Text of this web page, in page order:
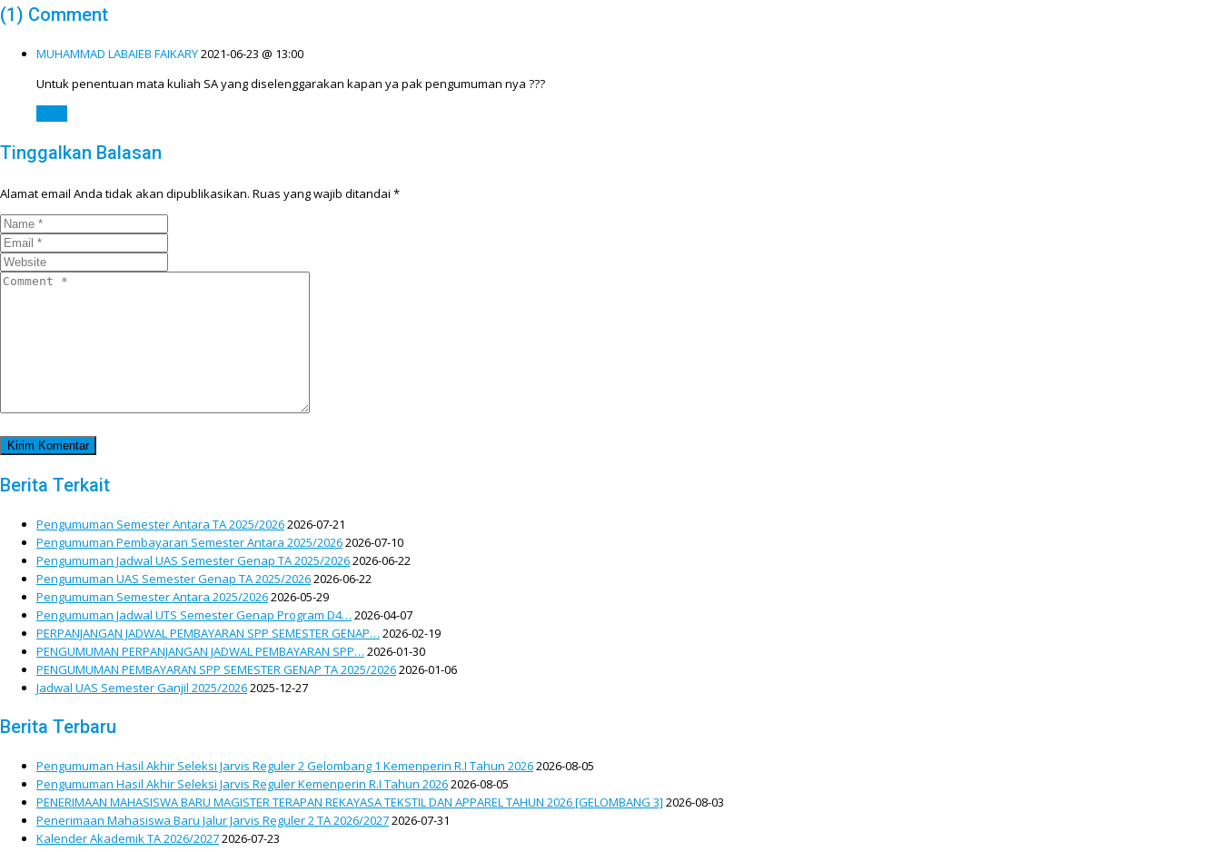
(1) Comment
MUHAMMAD LABAIEB FAIKARY2021-06-23 @ 13:00
Untuk penentuan mata kuliah SA yang diselenggarakan kapan ya pak pengumuman nya ???
Tinggalkan Balasan
Alamat email Anda tidak akan dipublikasikan. Ruas yang wajib ditandai *
Berita Terkait
Pengumuman Semester Antara TA 2025/20262026-07-21
Pengumuman Pembayaran Semester Antara 2025/20262026-07-10
Pengumuman Jadwal UAS Semester Genap TA 2025/20262026-06-22
Pengumuman UAS Semester Genap TA 2025/20262026-06-22
Pengumuman Semester Antara 2025/20262026-05-29
Pengumuman Jadwal UTS Semester Genap Program D4… 2026-04-07
PERPANJANGAN JADWAL PEMBAYARAN SPP SEMESTER GENAP… 2026-02-19
PENGUMUMAN PERPANJANGAN JADWAL PEMBAYARAN SPP… 2026-01-30
PENGUMUMAN PEMBAYARAN SPP SEMESTER GENAP TA 2025/20262026-01-06
Jadwal UAS Semester Ganjil 2025/20262025-12-27
Berita Terbaru
Pengumuman Hasil Akhir Seleksi Jarvis Reguler 2 Gelombang 1 Kemenperin R.I Tahun 20262026-08-05
Pengumuman Hasil Akhir Seleksi Jarvis Reguler Kemenperin R.I Tahun 20262026-08-05
PENERIMAAN MAHASISWA BARU MAGISTER TERAPAN REKAYASA TEKSTIL DAN APPAREL TAHUN 2026 [GELOMBANG 3] 2026-08-03
Penerimaan Mahasiswa Baru Jalur Jarvis Reguler 2 TA 2026/20272026-07-31
Kalender Akademik TA 2026/20272026-07-23